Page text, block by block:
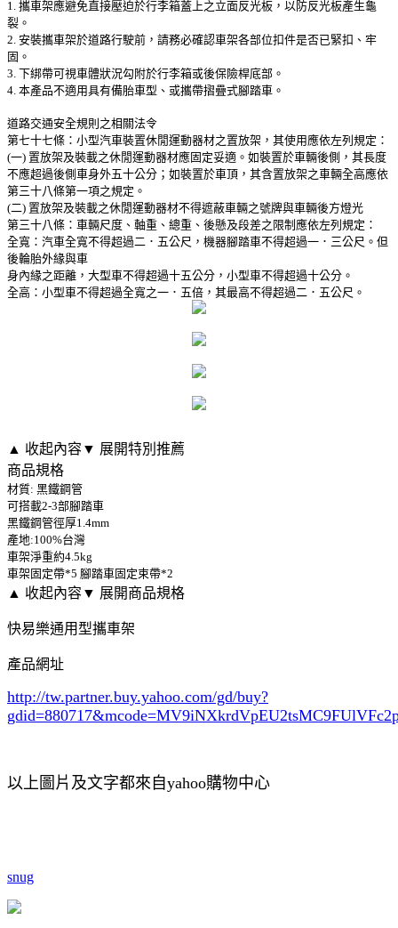
1. 攜車架應避免直接壓迫於行李箱蓋上之立面反光板，以防反光板產生龜
裂。
2. 安裝攜車架於道路行駛前，請務必確認車架各部位扣件是否已緊扣、牢
固。
3. 下綁帶可視車體狀況勾附於行李箱或後保險桿底部。
4. 本產品不適用具有備胎車型、或攜帶摺疊式腳踏車。
道路交通安全規則之相關法令
第七十七條：小型汽車裝置休閒運動器材之置放架，其使用應依左列規定：
(一) 置放架及裝載之休閒運動器材應固定妥適。如裝置於車輛後側，其長度
不應超過後側車身外五十公分；如裝置於車頂，其含置放架之車輛全高應依
第三十八條第一項之規定。
(二) 置放架及裝載之休閒運動器材不得遮蔽車輛之號牌與車輛後方燈光
第三十八條：車輛尺度、軸重、總重、後懸及段差之限制應依左列規定：
全寬：汽車全寬不得超過二．五公尺，機器腳踏車不得超過一．三公尺。但
後輪胎外緣與車
身內緣之距離，大型車不得超過十五公分，小型車不得超過十公分。
全高：小型車不得超過全寬之一．五倍，其最高不得超過二．五公尺。
▲ 收起內容▼ 展開特別推薦
商品規格
材質: 黑鐵鋼管
可搭載2-3部腳踏車
黑鐵鋼管徑厚1.4mm
產地:100%台灣
車架淨重約4.5kg
車架固定帶*5 腳踏車固定束帶*2
▲ 收起內容▼ 展開商品規格
快易樂通用型攜車架
產品網址
http://tw.partner.buy.yahoo.com/gd/buy?
gdid=880717
以上圖片及文字都來自yahoo購物中心
snug